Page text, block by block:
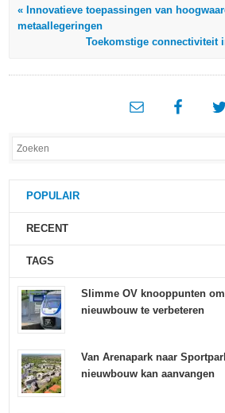
« Innovatieve toepassingen van
metaallegeringen
Toekomstige connectiviteit
POPULAIR
RECENT
TAGS
Slimme OV knooppunten
nieuwbouw te verbeteren
Van Arenapark naar
nieuwbouw kan aanvangen